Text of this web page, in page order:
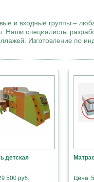
и входные группы –
специалисты
Изготовление по
детская
500 руб. Цена: